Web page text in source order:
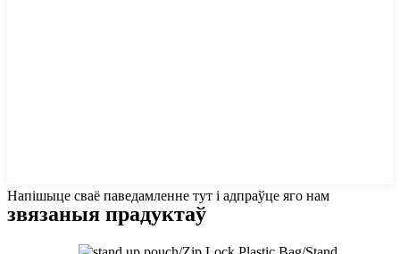
Напішыце сваё паведамленне тут і адпраўце яго нам
звязаныя прадуктаў